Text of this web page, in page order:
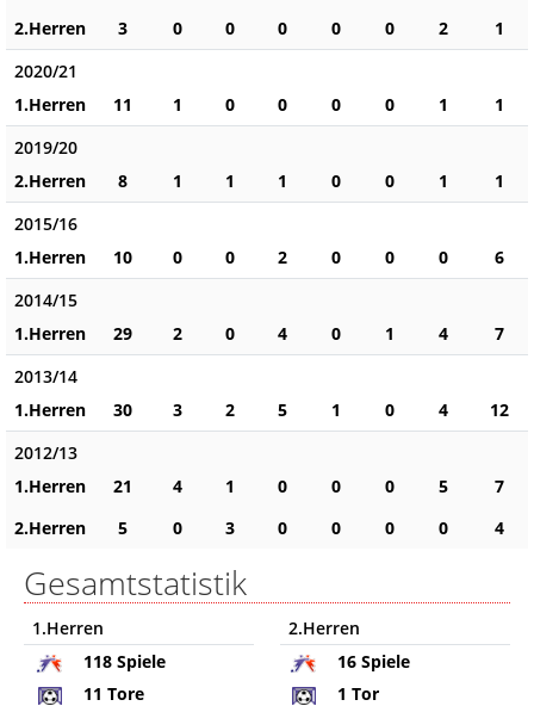
2.Herren
3 0 0 0 0 0 2
1
2020/21
1.Herren
11 1 0 0 0 0 1
1
2019/20
2.Herren
8 1 1 1 0 0 1
1
2015/16
1.Herren
10 0 0 2 0 0 0
6
2014/15
1.Herren
29 2 0 4 0 1 4
7
2013/14
1.Herren
30 3 2 5 1 0 4
12
2012/13
1.Herren
21 4 1 0 0 0 5
7
2.Herren
5 0 3 0 0 0 0 4
Gesamtstatistik
1.Herren
118 Spiele
11 Tore
2.Herren
16Spiele
1 Tor